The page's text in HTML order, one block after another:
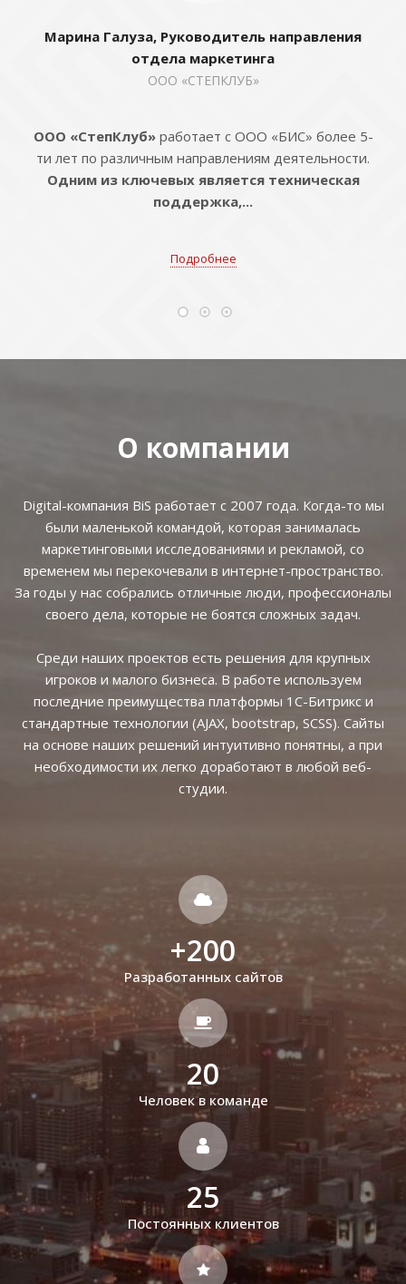
Марина Галуза, Руководитель направления
отдела маркетинга
ООО «СТЕПКЛУБ»
ООО «СтепКлуб»работает с ООО «БИС» более 5-
ти лет по различным направлениям деятельности.
Одним из ключевых является техническая
поддержка,...
Подробнее
О компании
Digital-компания BiS работает с 2007 года. Когда-то мы
были маленькой командой, которая занималась
маркетинговыми исследованиями и рекламой, со
временем мы перекочевали в интернет-пространство.
За годы у нас собрались отличные люди, профессионалы
своего дела, которые не боятся сложных задач.
Среди наших проектов есть решения для крупных
игроков и малого бизнеса. В работе используем
последние преимущества платформы 1С-Битрикс и
стандартные технологии (AJAX, bootstrap, SCSS). Сайты
на основе наших решений интуитивно понятны, а при
необходимости их легко доработают в любой веб-
студии.
+200
Разработанных сайтов
20
Человек в команде
25
Постоянных клиентов